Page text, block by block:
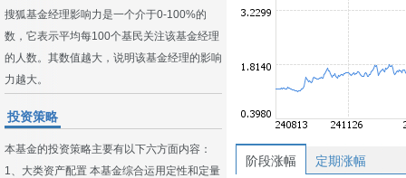
搜狐基金经理影响力是一个介于0-100%的
数，它表示平均每100个基民关注该基金经理
的人数。其数值越大，说明该基金经理的影响
力越大。
投资策略
本基金的投资策略主要有以下六方面内容：
1、大类资产配置 本基金综合运用定性和定量
阶段涨幅 定期涨幅